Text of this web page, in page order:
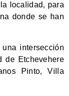
localidad, para
donde se han
intersección
de Etchevehere
Pinto, Villa